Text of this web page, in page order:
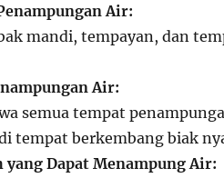
Air:
mandi, tempayan, dan
Air:
semua tempat
tempat berkembang biak
yang Dapat Menampung Air: